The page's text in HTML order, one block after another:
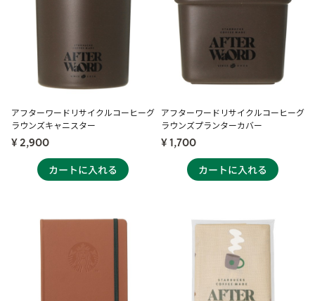
アフターワードリサイクルコーヒーグ
ラウンズキャニスター
¥ 2,900
アフターワードリサイクルコーヒーグ
ラウンズプランターカバー
¥ 1,700